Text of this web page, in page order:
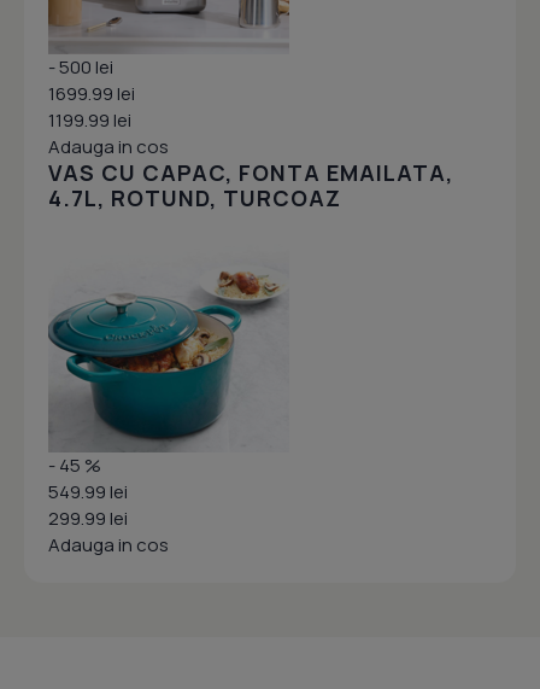
- 500 lei
1699.99 lei
1199.99 lei
Adauga in cos
VAS CU CAPAC, FONTA EMAILATA,
4.7L, ROTUND, TURCOAZ
- 45 %
549.99 lei
299.99 lei
Adauga in cos